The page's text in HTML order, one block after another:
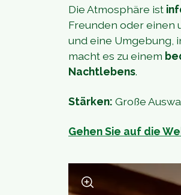
Die Atmosphäre ist
Freunden oder einen
und eine Umgebung,
macht es zu einem
Nachtlebens.
Stärken: Große
Gehen Sie auf die